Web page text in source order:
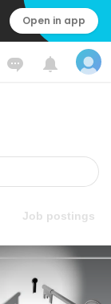
Open in app
Job postings